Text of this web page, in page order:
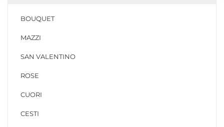
BOUQUET
MAZZI
SAN VALENTINO
ROSE
CUORI
CESTI